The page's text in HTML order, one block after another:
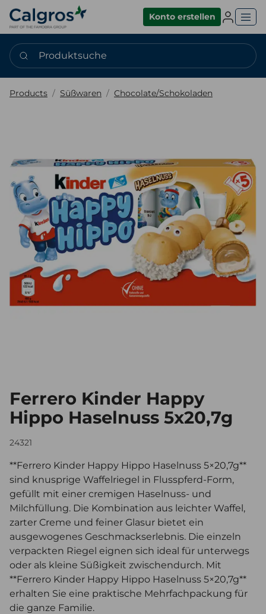
Konto erstellen
Produktsuche
Products Süßwaren Chocolate/Schokoladen
Ferrero Kinder Happy
Hippo Haselnuss 5x20,7g
24321
**Ferrero Kinder Happy Hippo Haselnuss 5×20,7g**
sind knusprige Waffelriegel in Flusspferd-Form,
gefüllt mit einer cremigen Haselnuss- und
Milchfüllung. Die Kombination aus leichter Waffel,
zarter Creme und feiner Glasur bietet ein
ausgewogenes Geschmackserlebnis. Die einzeln
verpackten Riegel eignen sich ideal für unterwegs
oder als kleine Süßigkeit zwischendurch. Mit
**Ferrero Kinder Happy Hippo Haselnuss 5×20,7g**
erhalten Sie eine praktische Mehrfachpackung für
die ganze Familie.